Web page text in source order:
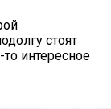
стоят
интересное